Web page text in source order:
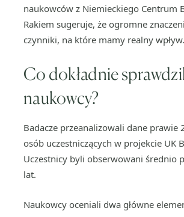
naukowców z Niemieckiego Centrum
Rakiem sugeruje, że ogromne
czynniki, na które mamy realny wpływ.
Co dokładnie
naukowcy?
Badacze przeanalizowali dane prawie
osób uczestniczących w projekcie UK
Uczestnicy byli obserwowani średnio
lat.
Naukowcy oceniali dwa główne